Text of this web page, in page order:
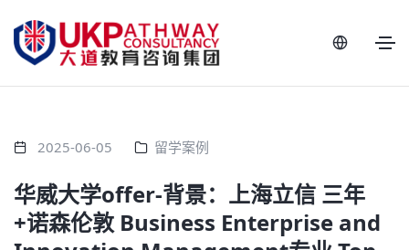
2025-06-05 留学案例
华威大学offer-背景：上海立信 三年
+诺森伦敦 Business Enterprise and